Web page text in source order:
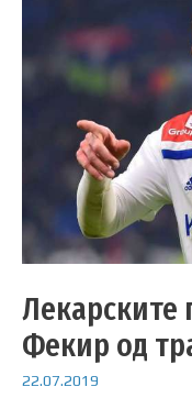
Лекарските
Фекир од
22.07.2019